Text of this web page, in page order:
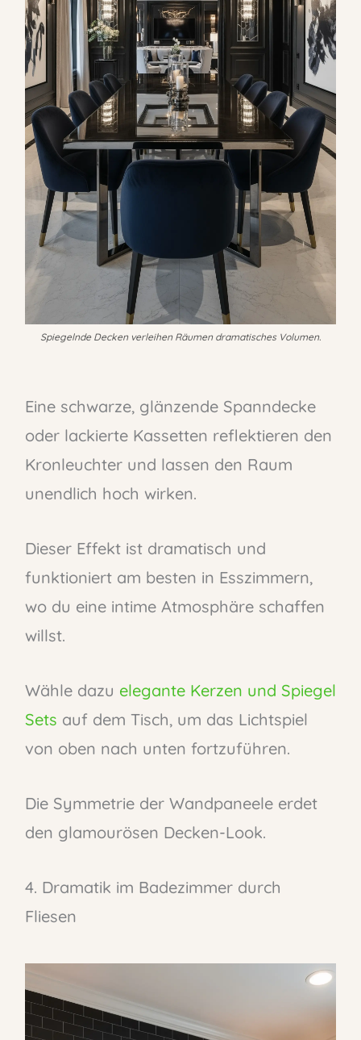
Spiegelnde Decken verleihen Räumen dramatisches Volumen.
Eine schwarze, glänzende Spanndecke
oder lackierte Kassetten reflektieren den
Kronleuchter und lassen den Raum
unendlich hoch wirken.
Dieser Effekt ist dramatisch und
funktioniert am besten in Esszimmern,
wo du eine intime Atmosphäre schaffen
willst.
Wähle dazu elegante Kerzen und Spiegel
Sets auf dem Tisch, um das Lichtspiel
von oben nach unten fortzuführen.
Die Symmetrie der Wandpaneele erdet
den glamourösen Decken-Look.
4. Dramatik im Badezimmer durch
Fliesen